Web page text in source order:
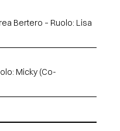
Bertero – Ruolo: Lisa
Micky (Co-